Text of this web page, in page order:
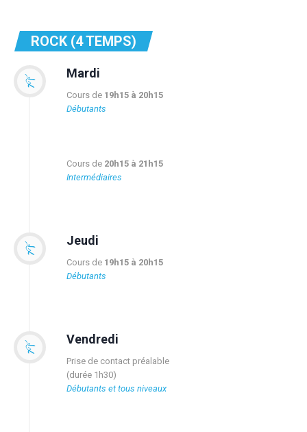
ROCK (4 TEMPS)
Mardi
Cours de 19h15 à 20h15
Débutants
Cours de 20h15 à 21h15
Intermédiaires
Jeudi
Cours de 19h15 à 20h15
Débutants
Vendredi
Prise de contact préalable
(durée 1h30)
Débutants et tous niveaux